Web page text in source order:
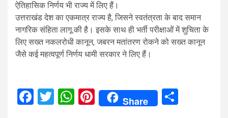
ऐतिहासिक निर्णय भी राज्य में लिए हैं।
उत्तराखंड देश का एकमात्र राज्य है, जिसने स्वतंत्रता के बाद समान
नागरिक संहिता लागू की है। इसके साथ ही भर्ती परीक्षाओं में शुचिता के
लिए सख्त नकलरोधी कानून, जबरन मतांतरण रोकने को सख्त कानून
जैसे कई महत्वपूर्ण निर्णय धामी सरकार ने लिए हैं।
Facebook
Twitter
WhatsApp
Pinterest
Share